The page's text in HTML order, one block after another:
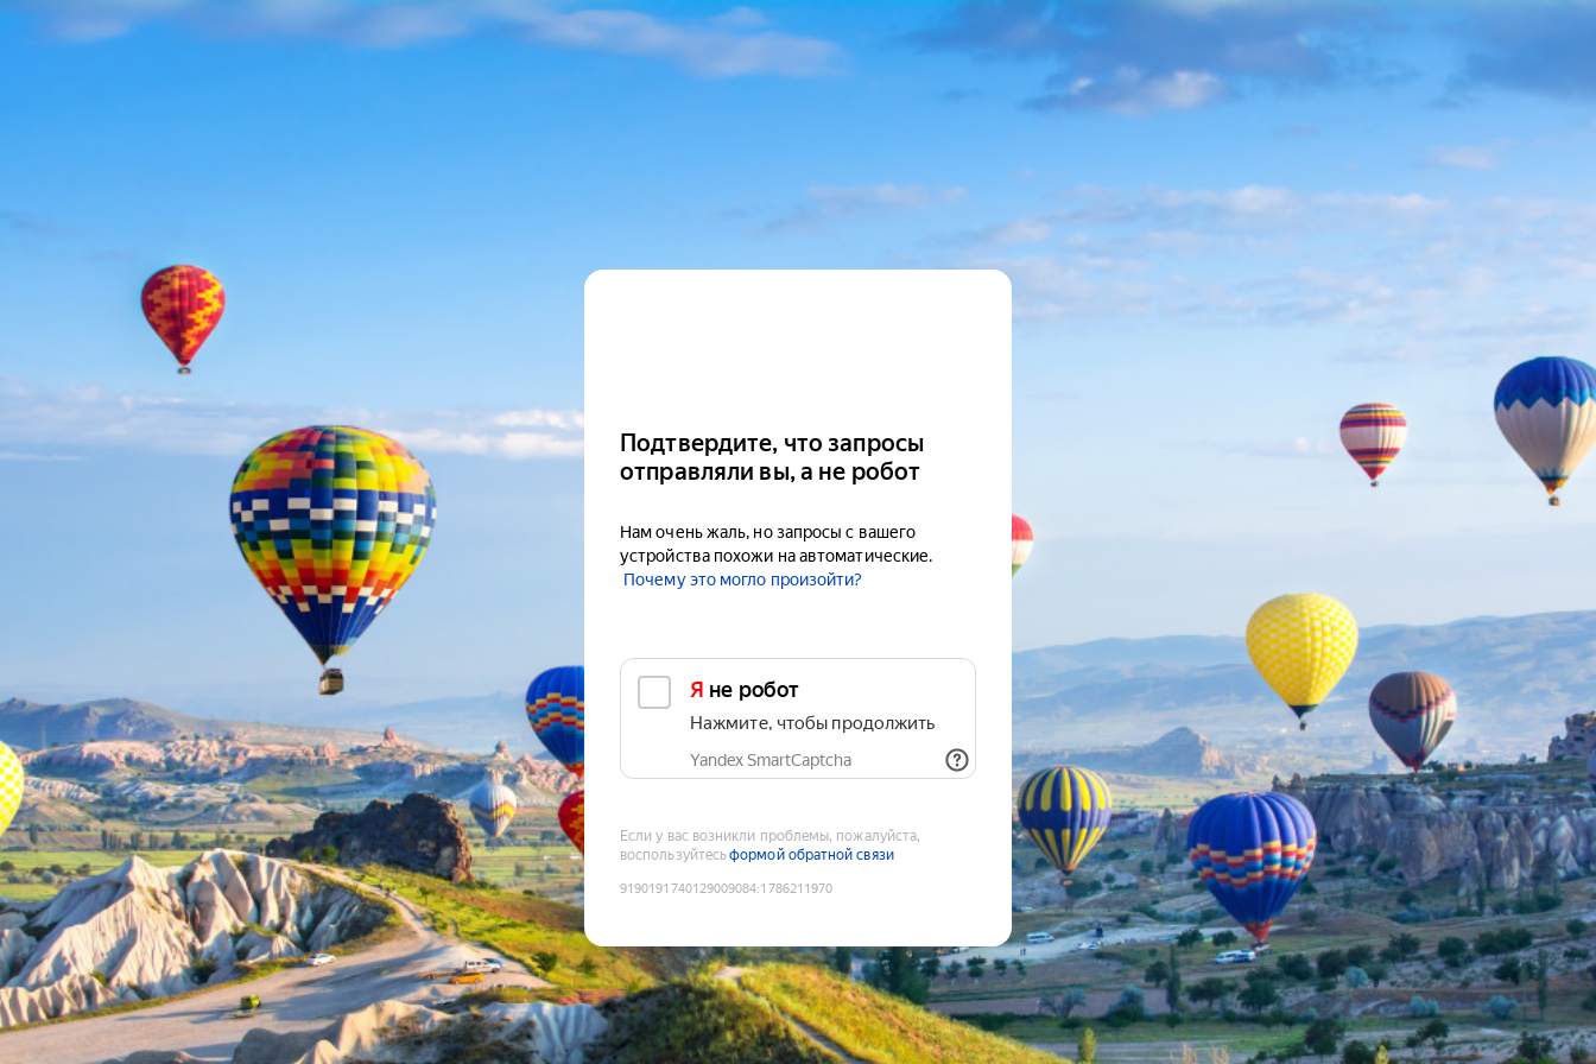
Подтвердите, что запросы
отправляли вы, а не робот
Нам очень жаль, но запросы с вашего
устройства похожи на автоматические.
Почему это могло произойти?
Я не робот
Нажмите, чтобы продолжить
Yandex SmartCaptcha
Если у вас возникли проблемы, пожалуйста,
воспользуйтесьформой обратной связи
9190191740129009084:1786211970